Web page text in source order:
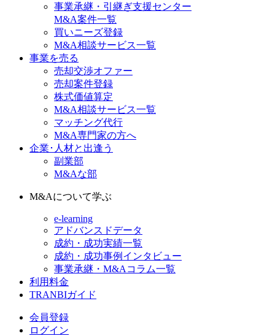
事業承継・引継ぎ支援センター
M&A案件一覧
買いニーズ登録
M&A相談サービス一覧
事業を売る
売却交渉オファー
売却案件登録
株式価値算定
M&A相談サービス一覧
マッチング代行
M&A専門家の方へ
企業･人材と出逢う
副業部
M&Aな部
M&Aについて学ぶ
e-learning
アドバンスドデータ
成約・成功実績一覧
成約・成功事例インタビュー
事業承継・M&Aコラム一覧
利用料金
TRANBIガイド
会員登録
ログイン